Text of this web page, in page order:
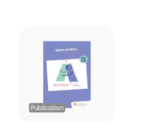
Publication